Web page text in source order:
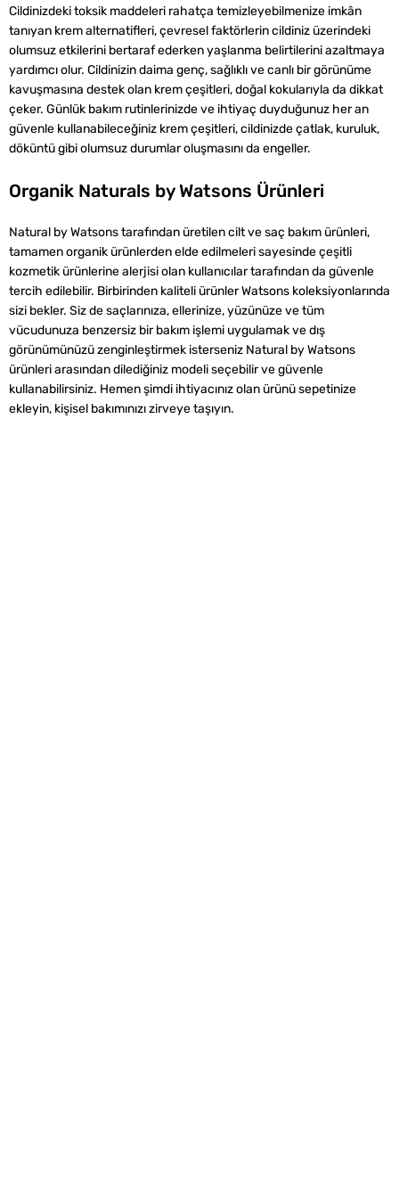
Cildinizdeki toksik maddeleri rahatça temizleyebilmenize imkân
tanıyan krem alternatifleri, çevresel faktörlerin cildiniz üzerindeki
olumsuz etkilerini bertaraf ederken yaşlanma belirtilerini azaltmaya
yardımcı olur. Cildinizin daima genç, sağlıklı ve canlı bir görünüme
kavuşmasına destek olan krem çeşitleri, doğal kokularıyla da dikkat
çeker. Günlük bakım rutinlerinizde ve ihtiyaç duyduğunuz her an
güvenle kullanabileceğiniz krem çeşitleri, cildinizde çatlak, kuruluk,
döküntü gibi olumsuz durumlar oluşmasını da engeller.
Organik Naturals by Watsons Ürünleri
Natural by Watsons tarafından üretilen cilt ve saç bakım ürünleri,
tamamen organik ürünlerden elde edilmeleri sayesinde çeşitli
kozmetik ürünlerine alerjisi olan kullanıcılar tarafından da güvenle
tercih edilebilir. Birbirinden kaliteli ürünler Watsons koleksiyonlarında
sizi bekler. Siz de saçlarınıza, ellerinize, yüzünüze ve tüm
vücudunuza benzersiz bir bakım işlemi uygulamak ve dış
görünümünüzü zenginleştirmek isterseniz Natural by Watsons
ürünleri arasından dilediğiniz modeli seçebilir ve güvenle
kullanabilirsiniz. Hemen şimdi ihtiyacınız olan ürünü sepetinize
ekleyin, kişisel bakımınızı zirveye taşıyın.